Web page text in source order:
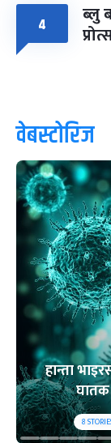
४ ब्लु
वेबस्टोरिज
हान्ता
8